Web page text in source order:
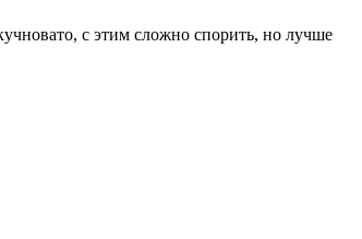
с этим сложно спорить, но лучше